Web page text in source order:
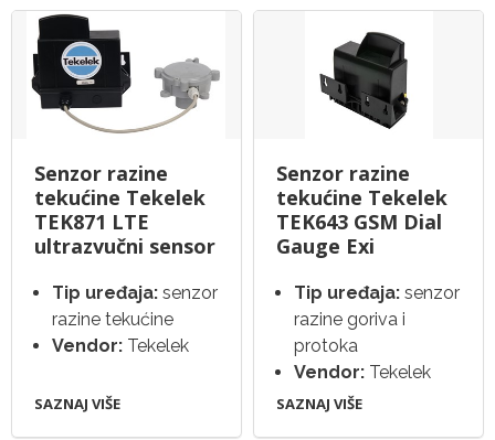
Senzor razine
tekućine Tekelek
TEK871 LTE
ultrazvučni sensor
Tip uređaja: senzor
razine tekućine
Vendor: Tekelek
SAZNAJ VIŠE
Senzor razine
tekućine Tekelek
TEK643 GSM Dial
Gauge Exi
Tip uređaja: senzor
razine goriva i
protoka
Vendor: Tekelek
SAZNAJ VIŠE